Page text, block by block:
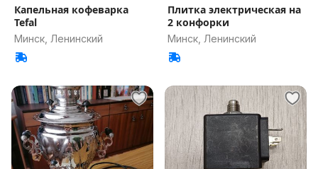
Капельная кофеварка
Tefal
Минск, Ленинский
Плитка электрическая на
2 конфорки
Минск, Ленинский